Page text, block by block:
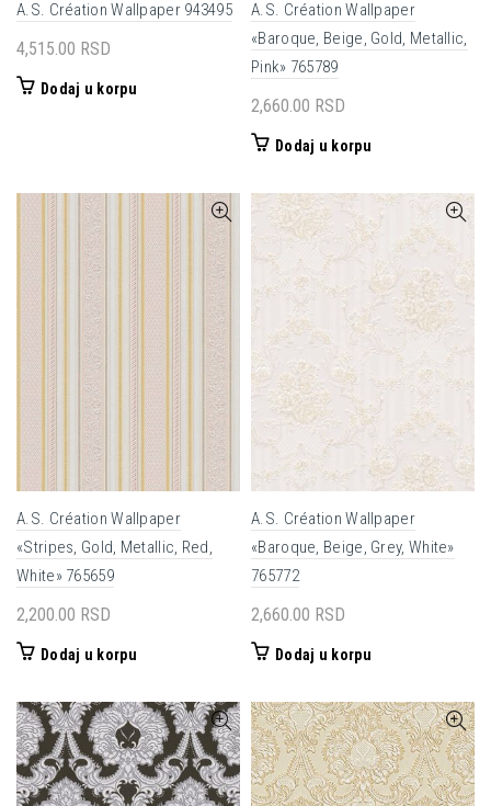
A.S. Création Wallpaper 943495
4,515.00 RSD
Dodaj u korpu
A.S. Création Wallpaper
«Baroque, Beige, Gold, Metallic,
Pink» 765789
2,660.00 RSD
Dodaj u korpu
A.S. Création Wallpaper
«Stripes, Gold, Metallic, Red,
White» 765659
2,200.00 RSD
Dodaj u korpu
A.S. Création Wallpaper
«Baroque, Beige, Grey, White»
765772
2,660.00 RSD
Dodaj u korpu